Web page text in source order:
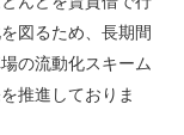
図るため、長期間
の流動化スキーム
推進しておりま